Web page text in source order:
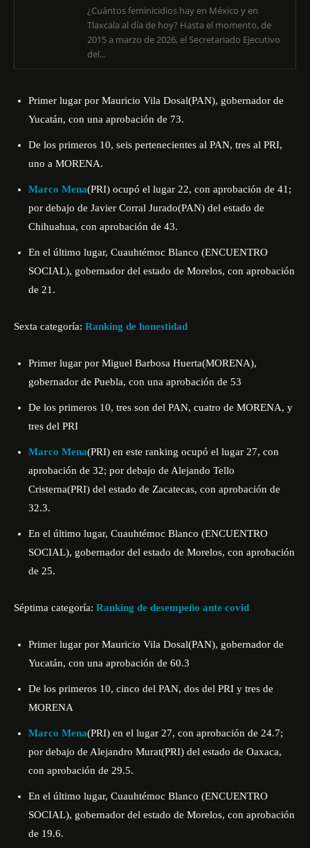
¿Cuántos feminicidios hay en México y en
Tlaxcala al día de hoy? Hasta el momento, de
2015 a marzo de 2026, el Secretariado Ejecutivo
del...
Primer lugar por Mauricio Vila Dosal(PAN), gobernador de
Yucatán, con una aprobación de 73.
De los primeros 10, seis pertenecientes al PAN, tres al PRI,
uno a MORENA.
Marco Mena(PRI) ocupó el lugar 22, con aprobación de 41;
por debajo de Javier Corral Jurado(PAN) del estado de
Chihuahua, con aprobación de 43.
En el último lugar, Cuauhtémoc Blanco (ENCUENTRO
SOCIAL), gobernador del estado de Morelos, con aprobación
de 21.
Sexta categoría: Ranking de honestidad
Primer lugar por Miguel Barbosa Huerta(MORENA),
gobernador de Puebla, con una aprobación de 53
De los primeros 10, tres son del PAN, cuatro de MORENA, y
tres del PRI
Marco Mena(PRI) en este ranking ocupó el lugar 27, con
aprobación de 32; por debajo de Alejando Tello
Cristerna(PRI) del estado de Zacatecas, con aprobación de
32.3.
En el último lugar, Cuauhtémoc Blanco (ENCUENTRO
SOCIAL), gobernador del estado de Morelos, con aprobación
de 25.
Séptima categoría: Ranking de desempeño ante covid
Primer lugar por Mauricio Vila Dosal(PAN), gobernador de
Yucatán, con una aprobación de 60.3
De los primeros 10, cinco del PAN, dos del PRI y tres de
MORENA
Marco Mena(PRI) en el lugar 27, con aprobación de 24.7;
por debajo de Alejandro Murat(PRI) del estado de Oaxaca,
con aprobación de 29.5.
En el último lugar, Cuauhtémoc Blanco (ENCUENTRO
SOCIAL), gobernador del estado de Morelos, con aprobación
de 19.6.